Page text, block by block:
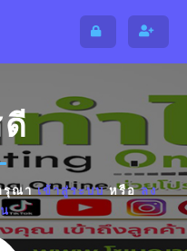
ณาเข้าสู่ระบบหรือลง